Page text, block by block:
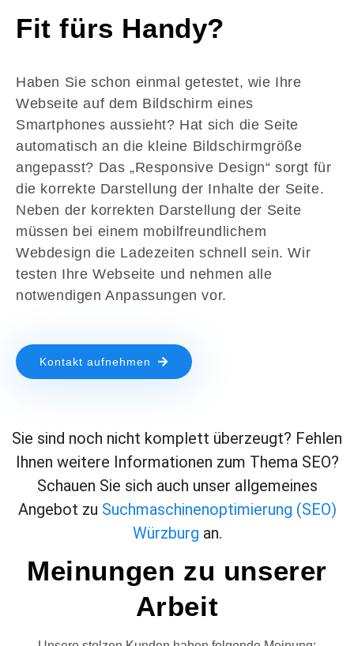
Fit fürs Handy?
Haben Sie schon einmal getestet, wie Ihre
Webseite auf dem Bildschirm eines
Smartphones aussieht? Hat sich die Seite
automatisch an die kleine Bildschirmgröße
angepasst? Das „Responsive Design“ sorgt für
die korrekte Darstellung der Inhalte der Seite.
Neben der korrekten Darstellung der Seite
müssen bei einem mobilfreundlichem
Webdesign die Ladezeiten schnell sein. Wir
testen Ihre Webseite und nehmen alle
notwendigen Anpassungen vor.
Kontakt aufnehmen
Sie sind noch nicht komplett überzeugt? Fehlen
Ihnen weitere Informationen zum Thema SEO?
Schauen Sie sich auch unser allgemeines
Angebot zu Suchmaschinenoptimierung (SEO)
Würzburg an.
Meinungen zu unserer
Arbeit